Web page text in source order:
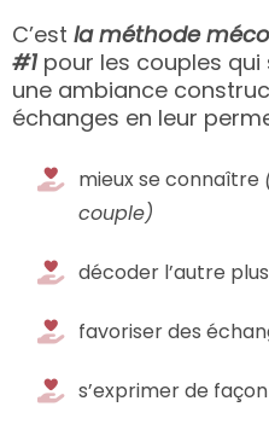
C’est la méthode
#1 pour les couples
une ambiance
échanges en leur
mieux se connaître
couple)
décoder l’autre
favoriser des
s’exprimer de